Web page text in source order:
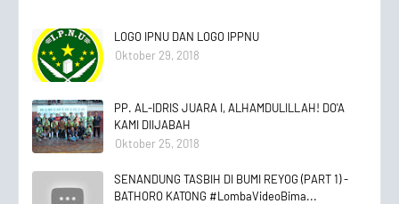
LOGO IPNU DAN LOGO IPPNU
Oktober 29, 2018
PP. AL-IDRIS JUARA I, ALHAMDULILLAH! DO'A
KAMI DIIJABAH
Oktober 25, 2018
SENANDUNG TASBIH DI BUMI REYOG (PART 1) -
BATHORO KATONG #LombaVideoBima...